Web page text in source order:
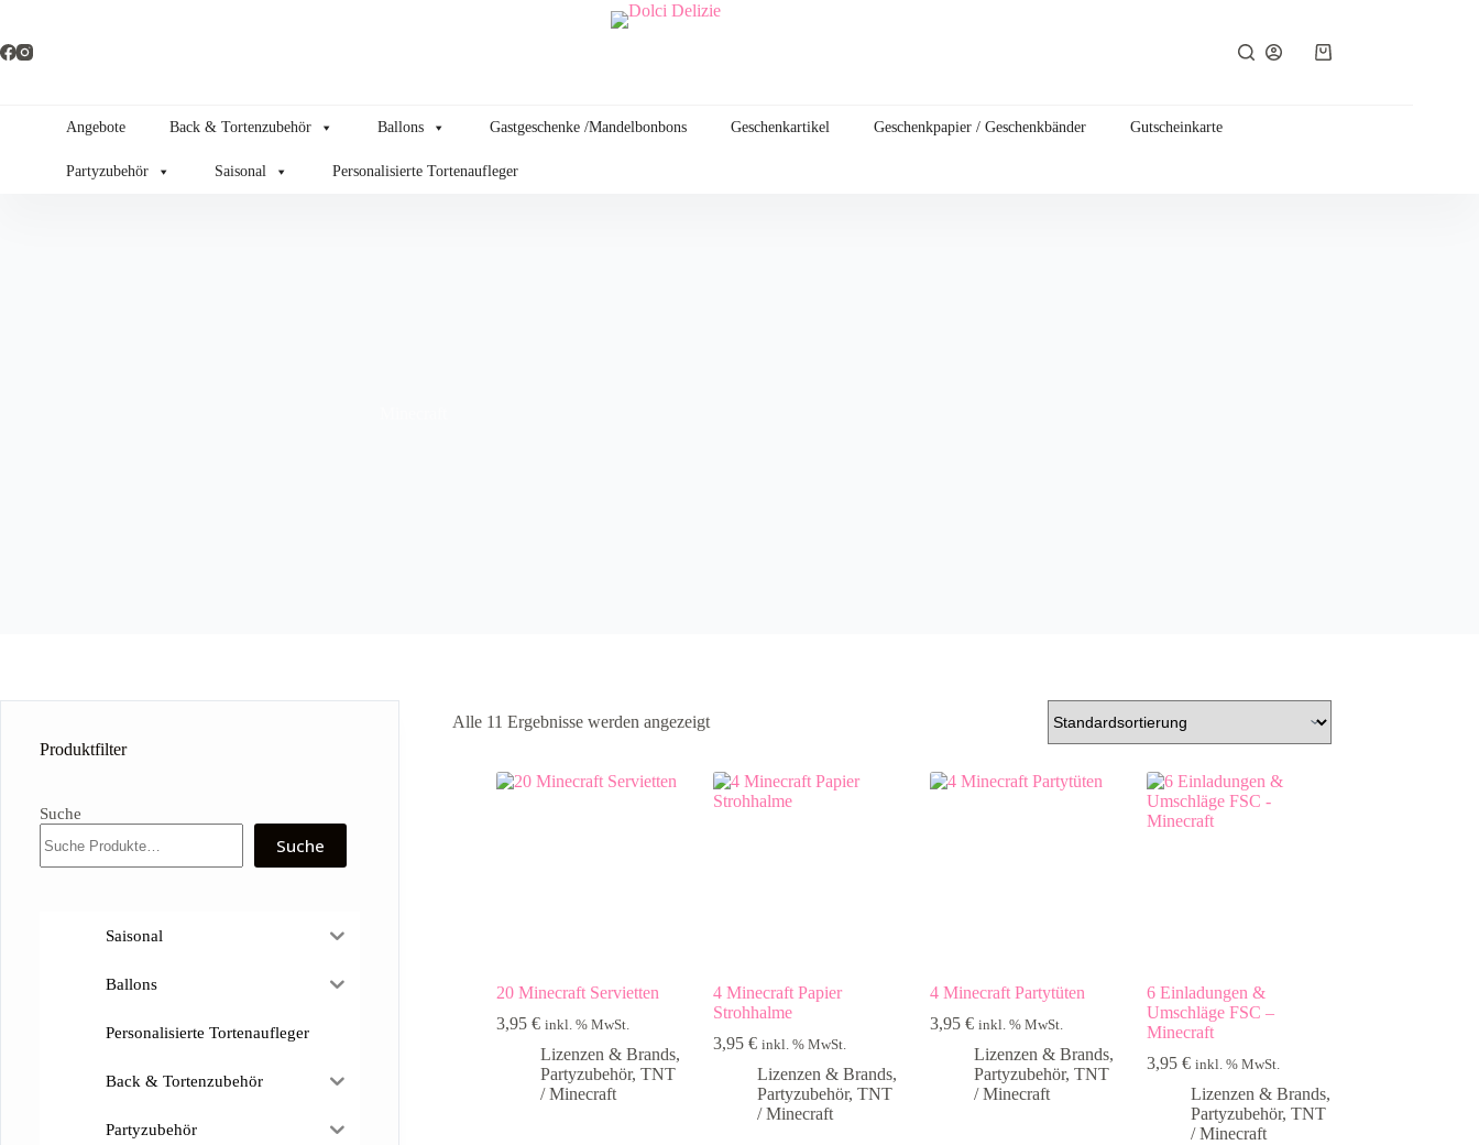
springen
Warenkorb
Angebote Back & Tortenzubehör Ballons Gastgeschenke /Mandelbonbons Geschenkartikel Geschenkpapier / Geschenkbänder Gutscheinkarte
Partyzubehör Saisonal Personalisierte Tortenaufleger
Alle 11 Ergebnisse werden angezeigt
20 Minecraft Servietten
3,95€ inkl. % MwSt.
Lizenzen & Brands,
Partyzubehör,TNT
/ Minecraft
4 Minecraft Papier
Strohhalme
3,95€ inkl. % MwSt.
Lizenzen & Brands,
Partyzubehör,TNT
/ Minecraft
4 Minecraft Partytüten
3,95€ inkl. % MwSt.
Lizenzen & Brands,
Partyzubehör,TNT
/ Minecraft
6 Einladungen &
Umschläge FSC –
Minecraft
3,95€ inkl. % MwSt.
Lizenzen & Brands,
Partyzubehör,TNT
/ Minecraft
Produktfilter
Suche
Suche
Saisonal
Ballons
Personalisierte Tortenaufleger
Back & Tortenzubehör
Partyzubehör